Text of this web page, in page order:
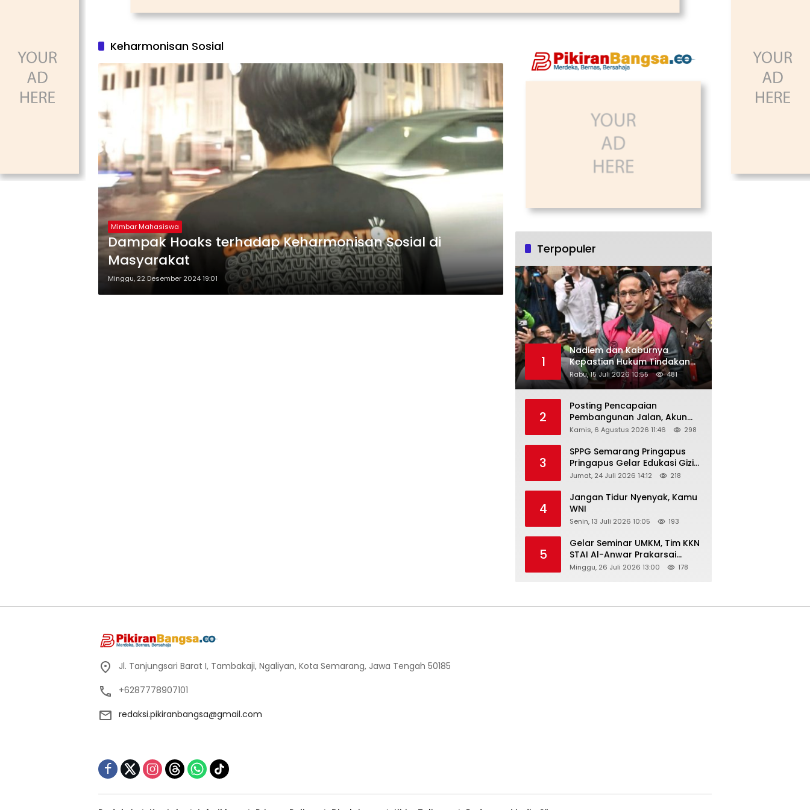
Keharmonisan Sosial
Mimbar Mahasiswa
Dampak Hoaks terhadap Keharmonisan Sosial di
Masyarakat
Minggu, 22 Desember 2024 19:01
Terpopuler
1
Nadiem dan Kaburnya
Kepastian Hukum Tindakan
Pejabat Publik
Rabu, 15 Juli 2026 10:55 481
2
Posting Pencapaian
Pembangunan Jalan, Akun
Facebook Pemerintah
“Dirujak” Warganet
Kamis, 6 Agustus 2026 11:46 298
3
SPPG Semarang Pringapus
Pringapus Gelar Edukasi Gizi
di PAUD Bina Balita Peringati
Jumat, 24 Juli 2026 14:12 218
4
Jangan Tidur Nyenyak, Kamu
WNI
Senin, 13 Juli 2026 10:05 193
5
Gelar Seminar UMKM, Tim KKN
STAI Al-Anwar Prakarsai
Usaha Tepung Maizena di
Minggu, 26 Juli 2026 13:00 178
Jl. Tanjungsari Barat I, Tambakaji, Ngaliyan, Kota Semarang, Jawa Tengah 50185
+6287778907101
redaksi.pikiranbangsa@gmail.com